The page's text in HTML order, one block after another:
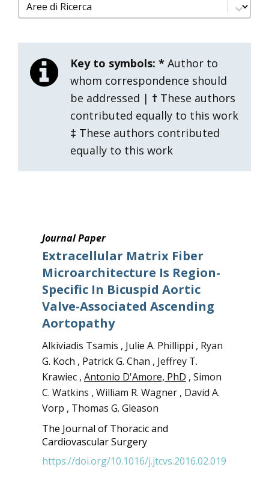
Select content
Key to symbols: *Author to
whom correspondence should
be addressed | †These authors
contributed equally to this work
‡ These authors contributed
equally to this work
Journal Paper
Extracellular Matrix Fiber
Microarchitecture Is Region-
Specific In Bicuspid Aortic
Valve-Associated Ascending
Aortopathy
Alkiviadis Tsamis , Julie A. Phillippi , Ryan
G. Koch , Patrick G. Chan , Jeffrey T.
Krawiec , Antonio D'Amore, PhD , Simon
C. Watkins , William R. Wagner , David A.
Vorp , Thomas G. Gleason
The Journal of Thoracic and
Cardiovascular Surgery
https://doi.org/10.1016/j.jtcvs.2016.02.019